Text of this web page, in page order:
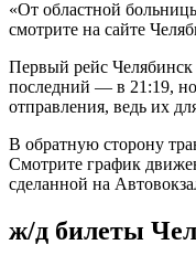
«От областной
смотрите на сайте
Первый рейс
последний — в 21:19, но
отправления, ведь их
В обратную сторону
Смотрите график
сделанной на
ж/д билеты